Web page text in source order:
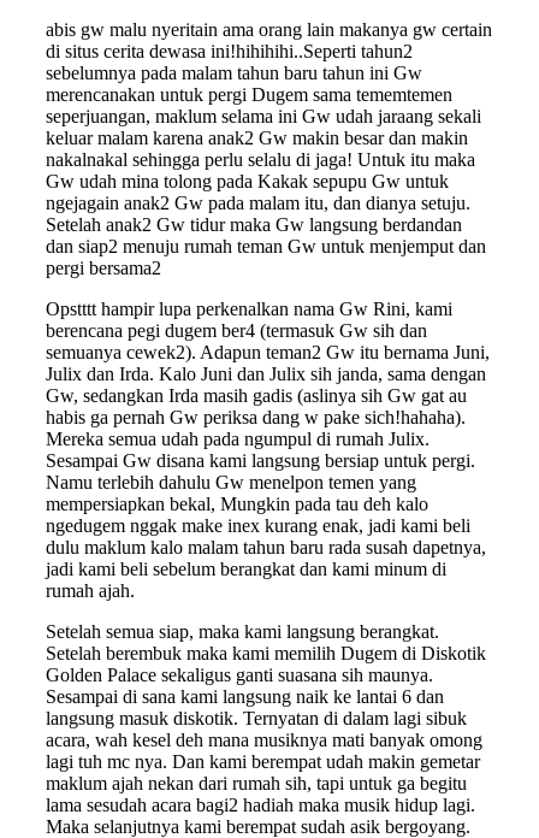
abis gw malu nyeritain ama orang lain makanya gw certain
di situs cerita dewasa ini!hihihihi..Seperti tahun2
sebelumnya pada malam tahun baru tahun ini Gw
merencanakan untuk pergi Dugem sama tememtemen
seperjuangan, maklum selama ini Gw udah jaraang sekali
keluar malam karena anak2 Gw makin besar dan makin
nakalnakal sehingga perlu selalu di jaga! Untuk itu maka
Gw udah mina tolong pada Kakak sepupu Gw untuk
ngejagain anak2 Gw pada malam itu, dan dianya setuju.
Setelah anak2 Gw tidur maka Gw langsung berdandan
dan siap2 menuju rumah teman Gw untuk menjemput dan
pergi bersama2
Opstttt hampir lupa perkenalkan nama Gw Rini, kami
berencana pegi dugem ber4 (termasuk Gw sih dan
semuanya cewek2). Adapun teman2 Gw itu bernama Juni,
Julix dan Irda. Kalo Juni dan Julix sih janda, sama dengan
Gw, sedangkan Irda masih gadis (aslinya sih Gw gat au
habis ga pernah Gw periksa dang w pake sich!hahaha).
Mereka semua udah pada ngumpul di rumah Julix.
Sesampai Gw disana kami langsung bersiap untuk pergi.
Namu terlebih dahulu Gw menelpon temen yang
mempersiapkan bekal, Mungkin pada tau deh kalo
ngedugem nggak make inex kurang enak, jadi kami beli
dulu maklum kalo malam tahun baru rada susah dapetnya,
jadi kami beli sebelum berangkat dan kami minum di
rumah ajah.
Setelah semua siap, maka kami langsung berangkat.
Setelah berembuk maka kami memilih Dugem di Diskotik
Golden Palace sekaligus ganti suasana sih maunya.
Sesampai di sana kami langsung naik ke lantai 6 dan
langsung masuk diskotik. Ternyatan di dalam lagi sibuk
acara, wah kesel deh mana musiknya mati banyak omong
lagi tuh mc nya. Dan kami berempat udah makin gemetar
maklum ajah nekan dari rumah sih, tapi untuk ga begitu
lama sesudah acara bagi2 hadiah maka musik hidup lagi.
Maka selanjutnya kami berempat sudah asik bergoyang.